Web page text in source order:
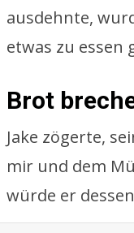
ausdehnte,
etwas zu essen
Brot
Jake zögerte,
mir und dem
würde er